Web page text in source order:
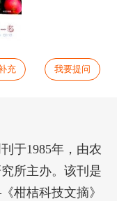
充 我要提问
于1985年，由农
所主办。该刊是
柑桔科技文摘》